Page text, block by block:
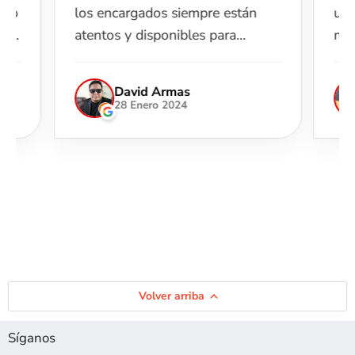
los encargados siempre están
atentos y disponibles para
David Armas
28 Enero 2024
Volver arriba
Síganos